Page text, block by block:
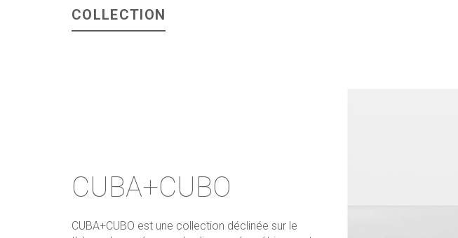
COLLECTION
CUBA+CUBO
CUBA+CUBO est une collection déclinée sur le